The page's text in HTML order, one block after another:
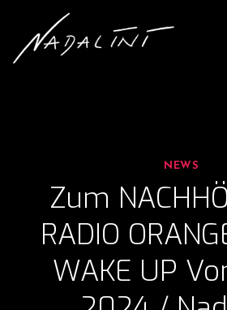
content
NEWS
Zum
RADIO
WAKE UP